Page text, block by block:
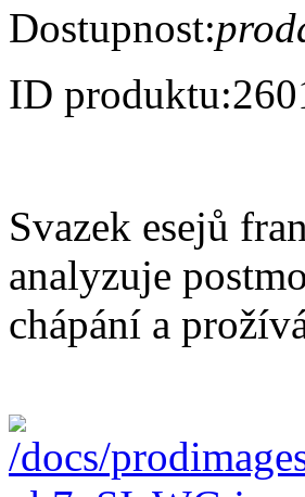
Dostupnost:
ID produktu:
Svazek esejů
analyzuje
chápání a